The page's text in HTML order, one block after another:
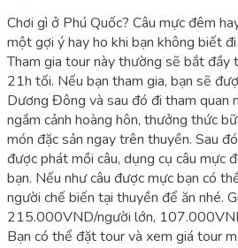
Chơi gì ở Phú Quốc? Câu mực đêm
một gợi ý hay ho khi bạn không biết
Tham gia tour này thường sẽ bắt
21h tối. Nếu bạn tham gia, bạn sẽ
Dương Đông và sau đó đi tham quan
ngắm cảnh hoàng hôn, thưởng thức
món đặc sản ngay trên thuyền. Sau
được phát mồi câu, dụng cụ câu mực
bạn. Nếu như câu được mực bạn có
người chế biến tại thuyền để ăn nhé.
215.000VND/người lớn,
Bạn có thể đặt tour và xem giá tour